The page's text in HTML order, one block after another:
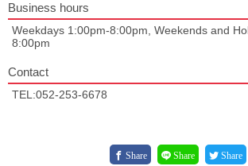
Business hours
Weekdays 1:00pm-8:00pm, Weekends and
8:00pm
Contact
TEL:052-253-6678
Share Share Share